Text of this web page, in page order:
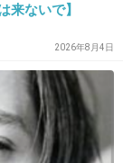
年3月から2年7か
に映画化した衝撃
来ないで】
2026年8月4日